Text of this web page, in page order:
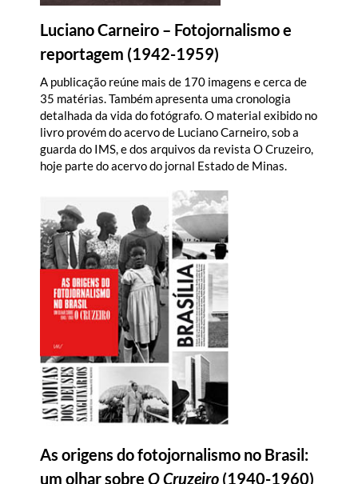
Luciano Carneiro – Fotojornalismo e
reportagem (1942-1959)
A publicação reúne mais de 170 imagens e cerca de
35 matérias. Também apresenta uma cronologia
detalhada da vida do fotógrafo. O material exibido no
livro provém do acervo de Luciano Carneiro, sob a
guarda do IMS, e dos arquivos da revista O Cruzeiro,
hoje parte do acervo do jornal Estado de Minas.
As origens do fotojornalismo no Brasil:
um olhar sobre O Cruzeiro (1940-1960)